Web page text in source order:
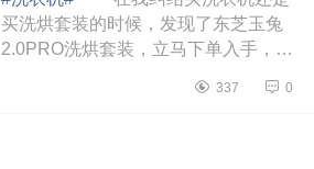
买洗烘套装的时候，发现了东芝玉兔
2.0PRO洗烘套装，立马下单入手，下
有正反转吗？东芝玉兔2·0pro和小乌
337 0